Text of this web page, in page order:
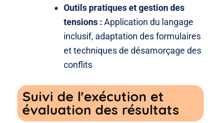
Outils pratiques et gestion des
tensions : Application du langage
inclusif, adaptation des formulaires
et techniques de désamorçage des
conflits
Suivi de l'exécution et
évaluation des résultats